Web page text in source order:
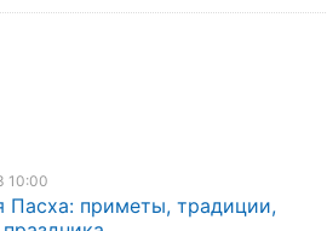
10:00
Пасха: приметы, традиции,